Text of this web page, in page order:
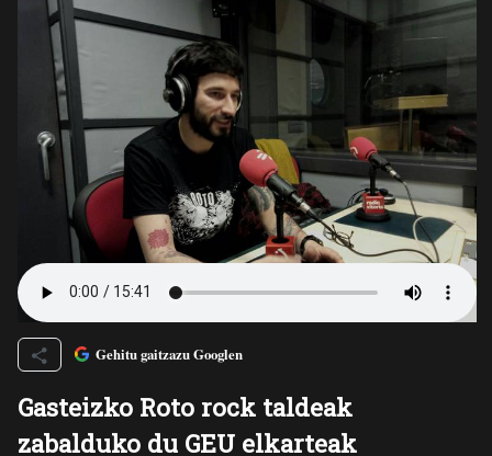
Gehitu gaitzazu Googlen
Gasteizko Roto rock taldeak
zabalduko du GEU elkarteak